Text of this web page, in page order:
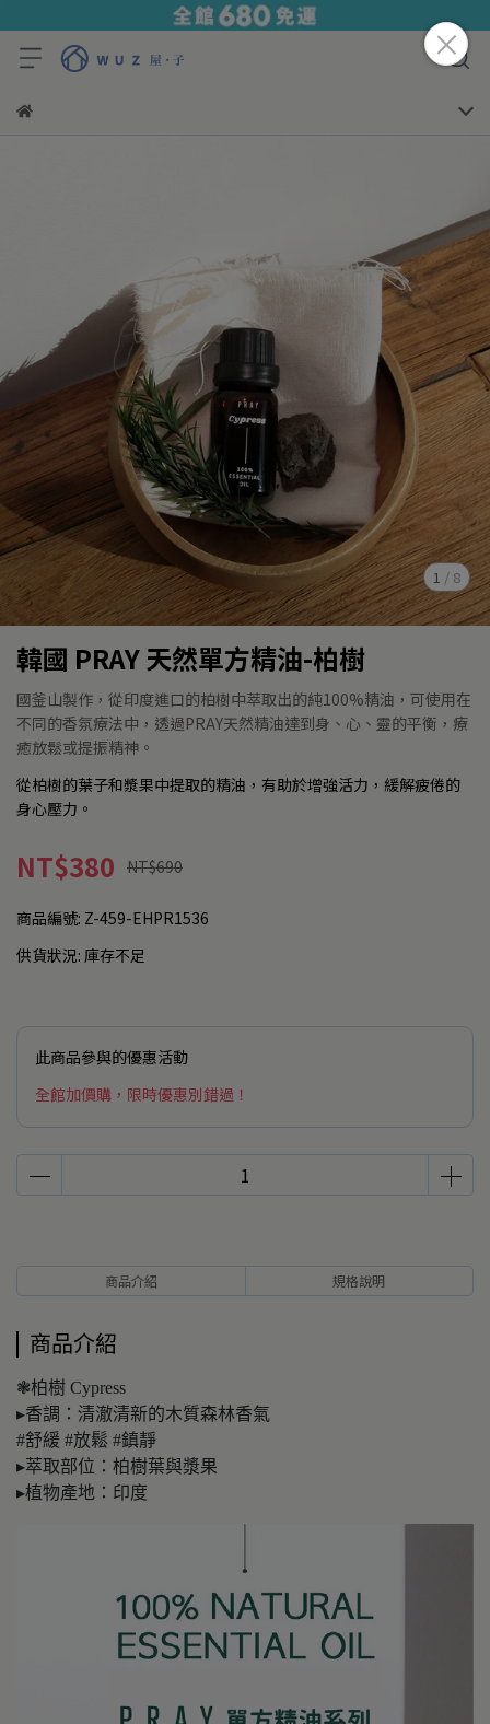
1 / 8
韓國 PRAY 天然單方精油-柏樹
國釜山製作，從印度進口的柏樹中萃取出的純100%精油，可使用在
不同的香氛療法中，透過PRAY天然精油達到身、心、靈的平衡，療
癒放鬆或提振精神。
從柏樹的葉子和漿果中提取的精油，有助於增強活力，緩解疲倦的
身心壓力。
NT$380 NT$690
商品編號: Z-459-EHPR1536
供貨狀況: 庫存不足
此商品參與的優惠活動
全館加價購，限時優惠別錯過！
商品介紹 規格說明
商品介紹
❃柏樹 Cypress
▸香調：清澈清新的木質森林香氣
#舒緩 #放鬆 #鎮靜
▸萃取部位：柏樹葉與漿果
▸植物產地：印度